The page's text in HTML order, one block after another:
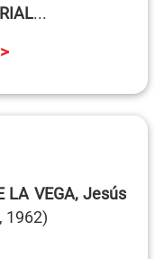
...
LA VEGA, Jesús
1962)